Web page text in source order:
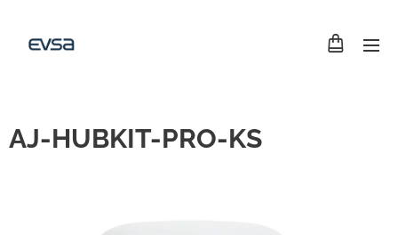
AJ-HUBKIT-PRO-KS